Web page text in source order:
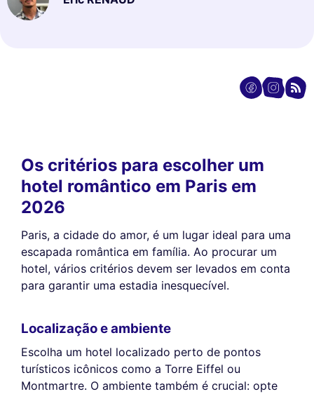
Os critérios para escolher um
hotel romântico em Paris em
2026
Paris, a cidade do amor, é um lugar ideal para uma
escapada romântica em família. Ao procurar um
hotel, vários critérios devem ser levados em conta
para garantir uma estadia inesquecível.
Localização e ambiente
Escolha um hotel localizado perto de pontos
turísticos icônicos como a Torre Eiffel ou
Montmartre. O ambiente também é crucial: opte